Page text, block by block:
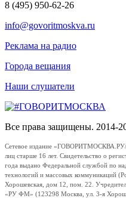
8 (495) 950-62-26
info@govoritmoskva.ru
Реклама на радио
Города вещания
Наши слушатели
Все права защищены. 2014-
Сетевое издание «ГОВОРИТМОСКВА.РУ/
лиц старше 16 лет. Свидетельство о
года выдано Федеральной службой по
технологий и массовых коммуникаций
Хорошевская, дом 12, пом. 22.
«РУ ФМ» (123298 Москва, ул. 3-я